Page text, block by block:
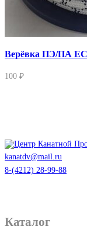
Верёвка ПЭ/ПА
100 ₽
kanatdv@mail.ru
8-(4212) 28-99-88
Каталог